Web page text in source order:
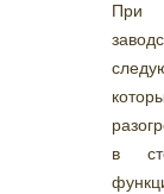
При
в